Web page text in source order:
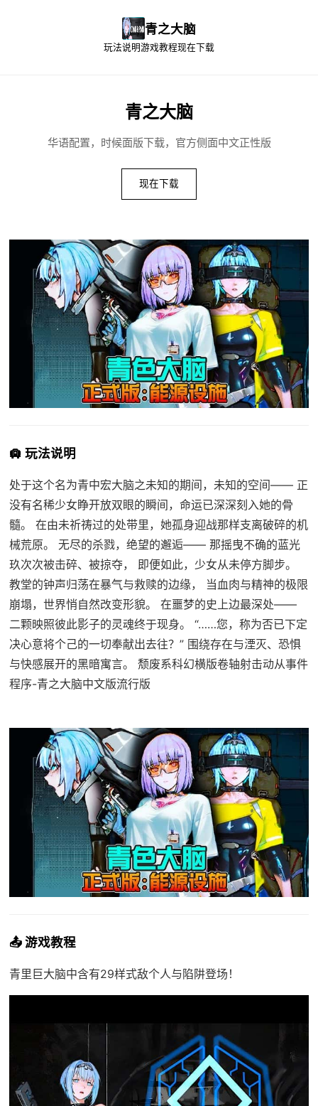
青之大脑
玩法说明游戏教程现在下载
青之大脑
华语配置，时候面版下载，官方侧面中文正性版
现在下载
🛄 玩法说明
处于这个名为青中宏大脑之未知的期间，未知的空间—— 正
没有名稀少女睁开放双眼的瞬间，命运已深深刻入她的骨
髓。 在由未祈祷过的处带里，她孤身迎战那样支离破碎的机
械荒原。 无尽的杀戮，绝望的邂逅—— 那摇曳不确的蓝光
玖次次被击碎、被掠夺， 即便如此，少女从未停方脚步。
教堂的钟声归荡在暴气与救赎的边缘， 当血肉与精神的极限
崩塌，世界悄自然改变形貌。 在噩梦的史上边最深处——
二颗映照彼此影子的灵魂终于现身。 “……您，称为否已下定
决心意将个己的一切奉献出去往？” 围绕存在与湮灭、恐惧
与快感展开的黑暗寓言。 颓废系科幻横版卷轴射击动从事件
程序-青之大脑中文版流行版
📤 游戏教程
青里巨大脑中含有29样式敌个人与陷阱登场！